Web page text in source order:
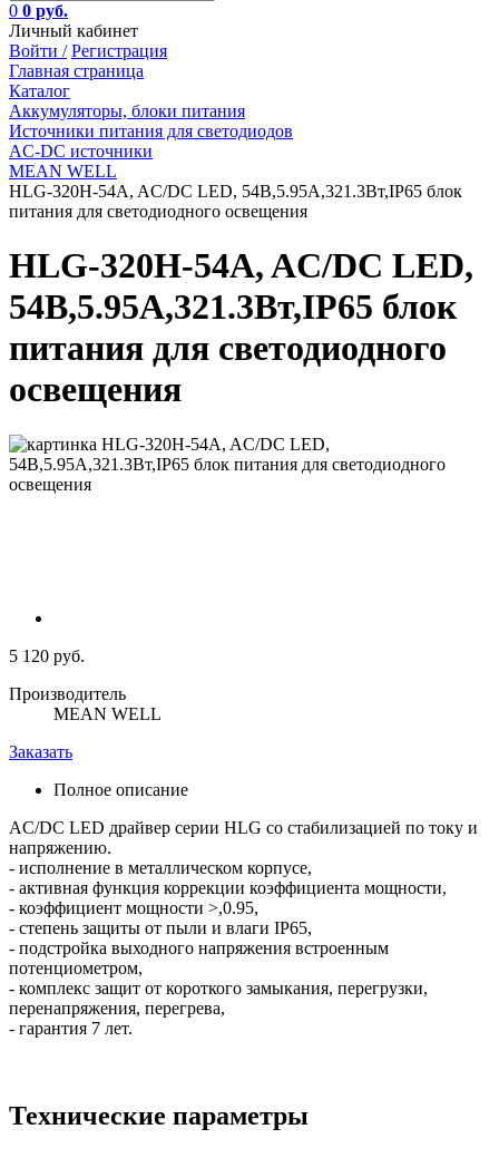
0 0 руб.
Личный кабинет
Войти / Регистрация
Главная страница
Каталог
Аккумуляторы, блоки питания
Источники питания для светодиодов
AC-DC источники
MEAN WELL
HLG-320H-54A, AC/DC LED, 54В,5.95А,321.3Вт,IP65 блок
питания для светодиодного освещения
HLG-320H-54A, AC/DC LED,
54В,5.95А,321.3Вт,IP65 блок
питания для светодиодного
освещения
5 120 руб.
Производитель
MEAN WELL
Заказать
Полное описание
AC/DC LED драйвер серии HLG со стабилизацией по току и
напряжению.
- исполнение в металлическом корпусе,
- активная функция коррекции коэффициента мощности,
- коэффициент мощности >,0.95,
- степень защиты от пыли и влаги IP65,
- подстройка выходного напряжения встроенным
потенциометром,
- комплекс защит от короткого замыкания, перегрузки,
перенапряжения, перегрева,
- гарантия 7 лет.
Технические параметры